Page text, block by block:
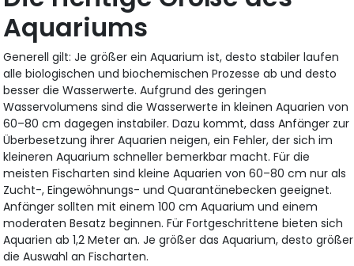
Aquariums
Generell gilt: Je größer ein Aquarium ist, desto stabiler laufen
alle biologischen und biochemischen Prozesse ab und desto
besser die Wasserwerte. Aufgrund des geringen
Wasservolumens sind die Wasserwerte in kleinen Aquarien von
60–80 cm dagegen instabiler. Dazu kommt, dass Anfänger zur
Überbesetzung ihrer Aquarien neigen, ein Fehler, der sich im
kleineren Aquarium schneller bemerkbar macht. Für die
meisten Fischarten sind kleine Aquarien von 60–80 cm nur als
Zucht-, Eingewöhnungs- und Quarantänebecken geeignet.
Anfänger sollten mit einem 100 cm Aquarium und einem
moderaten Besatz beginnen. Für Fortgeschrittene bieten sich
Aquarien ab 1,2 Meter an. Je größer das Aquarium, desto größer
die Auswahl an Fischarten.